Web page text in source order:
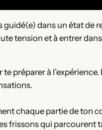
guidé(e) dans un état
tension et à entrer
préparer à
chaque partie de ton
frissons qui